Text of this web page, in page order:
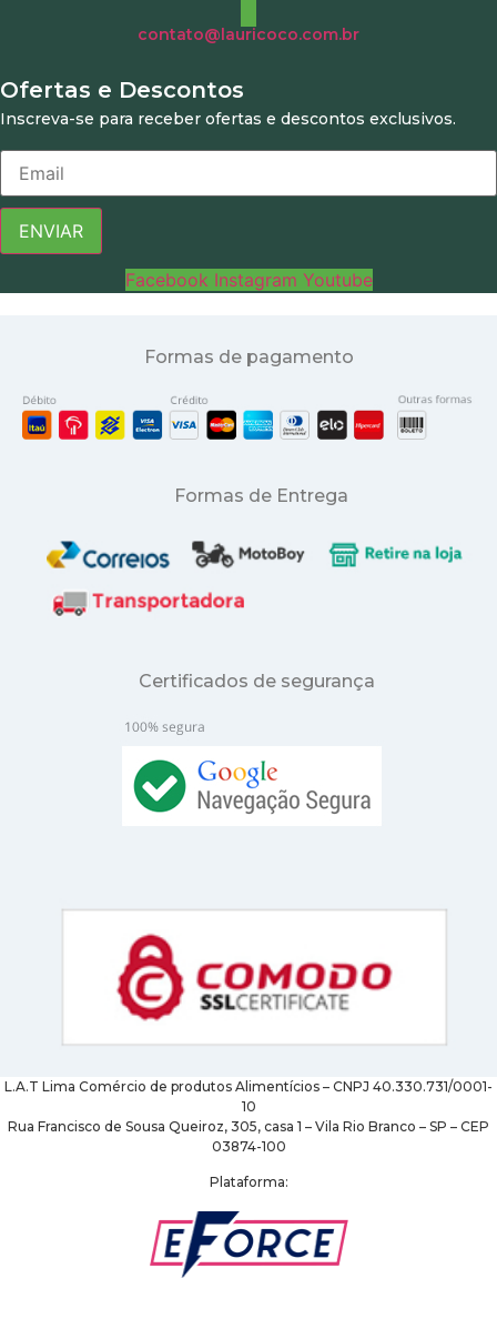
contato@lauricoco.com.br
Ofertas e Descontos
Inscreva-se para receber ofertas e descontos exclusivos.
ENVIAR
Facebook Instagram Youtube
Formas de pagamento
Formas de Entrega
Certificados de segurança
L.A.T Lima Comércio de produtos Alimentícios – CNPJ 40.330.731/0001-
10
Rua Francisco de Sousa Queiroz, 305, casa 1 – Vila Rio Branco – SP – CEP
03874-100
Plataforma: